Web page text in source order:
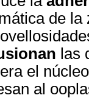
de la
las
el
al